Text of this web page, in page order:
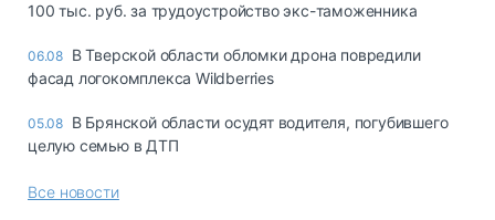
100 тыс. руб. за трудоустройство экс-таможенника
06.08 В Тверской области обломки дрона повредили
фасад логокомплекса Wildberries
05.08 В Брянской области осудят водителя, погубившего
целую семью в ДТП
Все новости